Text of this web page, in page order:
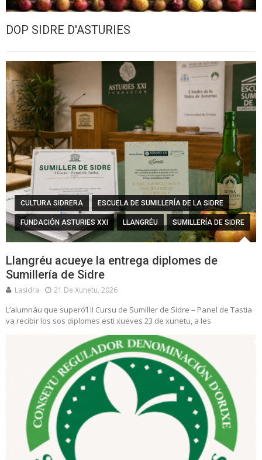
DOP SIDRE D'ASTURIES
CULTURA SIDRERA ESCUELA DE SUMILLERÍA DE LA SIDRE
FUNDACIÓN ASTURIES XXI LLANGRÉU SUMILLERÍA DE SIDRE
Llangréu acueye la entrega diplomes de
Sumillería de Sidre
Lasidra 21 De Xunetu, 2026
L’alumnáu que superó’l II Cursu de Sumiller de Sidre – Panel de Tastia
va recibir los sos diplomes esti xueves 23 de xunetu, a les